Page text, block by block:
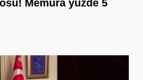
Memura yüzde 5